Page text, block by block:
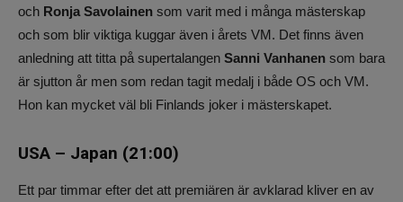
och Ronja Savolainen som varit med i många mästerskap
och som blir viktiga kuggar även i årets VM. Det finns även
anledning att titta på supertalangen Sanni Vanhanen som bara
är sjutton år men som redan tagit medalj i både OS och VM.
Hon kan mycket väl bli Finlands joker i mästerskapet.
USA – Japan (21:00)
Ett par timmar efter det att premiären är avklarad kliver en av